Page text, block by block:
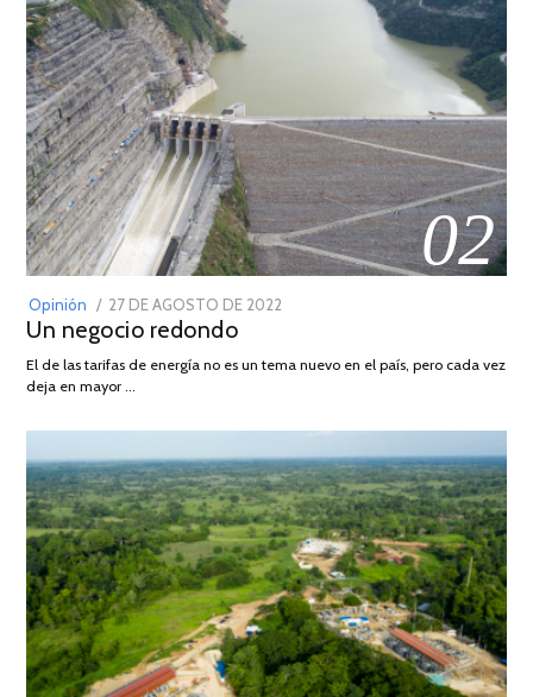
02
Opinión
POSTED
ON
27 DE AGOSTO DE 2022
DE
Un negocio redondo
El de las tarifas de energía no es un tema nuevo en el país, pero cada vez
deja en mayor …